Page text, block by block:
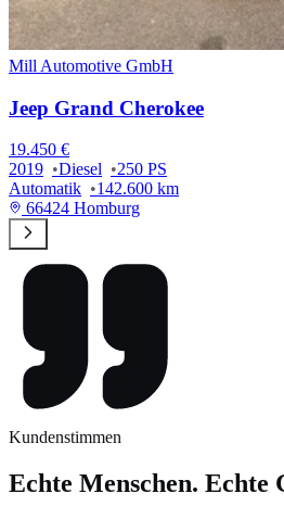
Mill Automotive GmbH
Jeep Grand Cherokee
19.450 €
2019
Diesel
250 PS
Automatik
142.600 km
66424 Homburg
Kundenstimmen
Echte Menschen. Echte